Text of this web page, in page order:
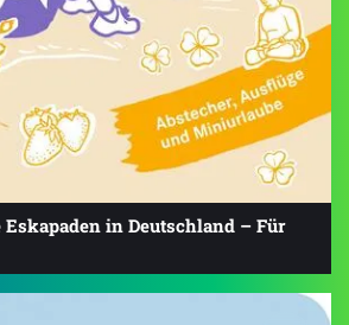
Eskapaden in Deutschland – Für